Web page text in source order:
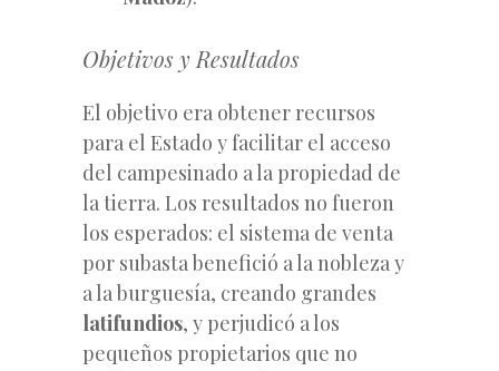
Objetivos y Resultados
El objetivo era obtener recursos
para el Estado y facilitar el acceso
del campesinado a la propiedad de
la tierra. Los resultados no fueron
los esperados: el sistema de venta
por subasta benefició a la nobleza y
a la burguesía, creando grandes
latifundios, y perjudicó a los
pequeños propietarios que no